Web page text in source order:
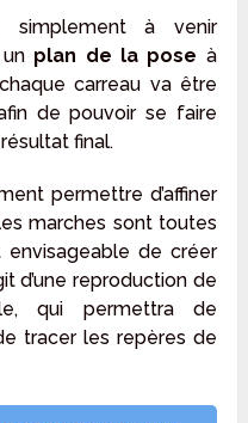
simplement à venir
plan de la pose à
carreau va être
de pouvoir se faire
final.
permettre d’affiner
marches sont toutes
de créer
d’une reproduction de
qui permettra de
tracer les repères de